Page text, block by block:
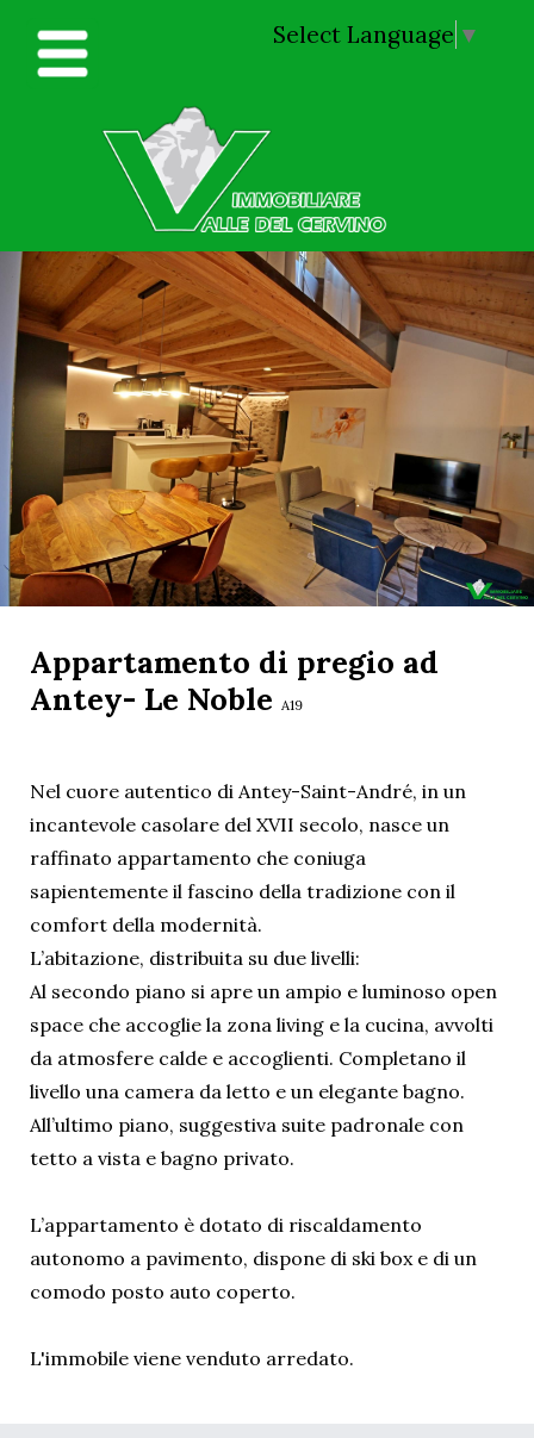
Select Language ▼
Appartamento di pregio ad
Antey- Le Noble A19
Nel cuore autentico di Antey-Saint-André, in un
incantevole casolare del XVII secolo, nasce un
raffinato appartamento che coniuga
sapientemente il fascino della tradizione con il
comfort della modernità.
L’abitazione, distribuita su due livelli:
Al secondo piano si apre un ampio e luminoso open
space che accoglie la zona living e la cucina, avvolti
da atmosfere calde e accoglienti. Completano il
livello una camera da letto e un elegante bagno.
All’ultimo piano, suggestiva suite padronale con
tetto a vista e bagno privato.
L’appartamento è dotato di riscaldamento
autonomo a pavimento, dispone di ski box e di un
comodo posto auto coperto.
L'immobile viene venduto arredato.